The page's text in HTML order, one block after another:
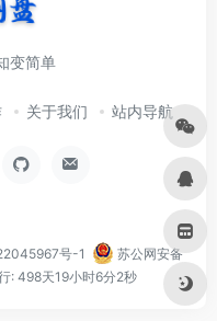
变简单
关于我们 站内导航
号-1
苏公网安备
: 498天19小时6分2秒